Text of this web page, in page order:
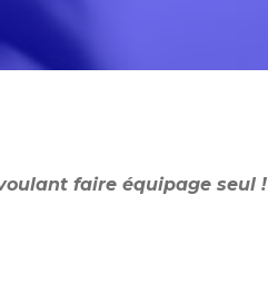
faire équipage seul !